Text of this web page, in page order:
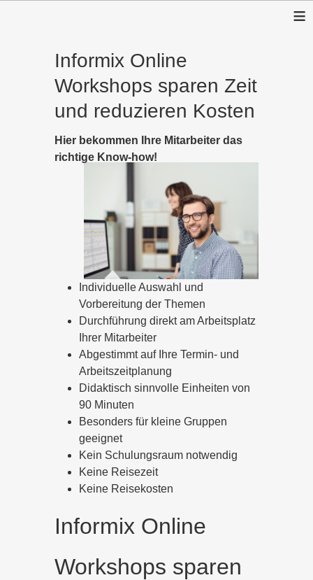
≡
Informix Online
Workshops sparen Zeit
und reduzieren Kosten
Hier bekommen Ihre Mitarbeiter das
richtige Know-how!
Individuelle Auswahl und
Vorbereitung der Themen
Durchführung direkt am Arbeitsplatz
Ihrer Mitarbeiter
Abgestimmt auf Ihre Termin- und
Arbeitszeitplanung
Didaktisch sinnvolle Einheiten von
90 Minuten
Besonders für kleine Gruppen
geeignet
Kein Schulungsraum notwendig
Keine Reisezeit
Keine Reisekosten
Informix Online
Workshops sparen